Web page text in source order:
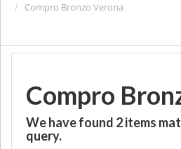
Compro Bronzo Verona
Compro
We have found 2items
query.